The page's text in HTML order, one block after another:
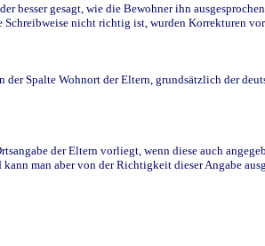
gesagt, wie die Bewohner ihn
nicht richtig ist, wurden Korrekturen
Spalte Wohnort der Eltern, grundsätzlich der
der Eltern vorliegt, wenn diese auch
man aber von der Richtigkeit dieser Angabe